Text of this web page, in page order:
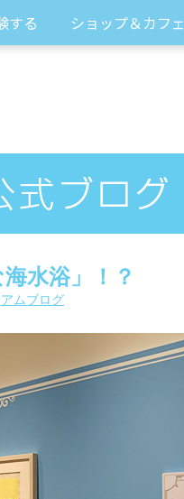
する ショップ＆カフェ
水浴」！？
ムブログ